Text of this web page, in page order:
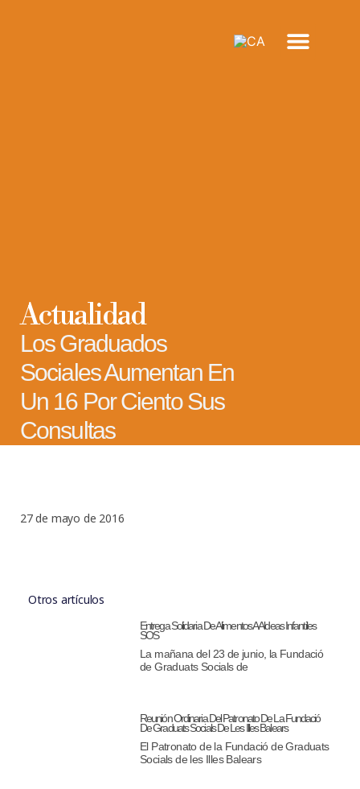
Actualidad
Los Graduados
Sociales Aumentan En
Un 16 Por Ciento Sus
Consultas
27 de mayo de 2016
Otros artículos
Entrega Solidaria De Alimentos A Aldeas Infantiles
SOS
La mañana del 23 de junio, la Fundació
de Graduats Socials de
Reunión Ordinaria Del Patronato De La Fundació
De Graduats Socials De Les Illes Balears
El Patronato de la Fundació de Graduats
Socials de les Illes Balears